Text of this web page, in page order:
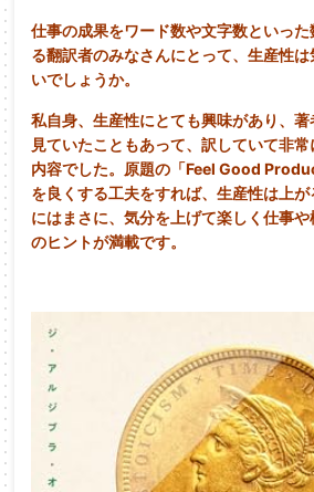
仕事の成果をワード数や文字数といっ
る翻訳者のみなさんにとって、生産性
いでしょうか。
私自身、生産性にとても興味があり、
見ていたこともあって、訳していて非
内容でした。原題の「Feel Good
を良くする工夫をすれば、生産性は上
にはまさに、気分を上げて楽しく仕事
のヒントが満載です。